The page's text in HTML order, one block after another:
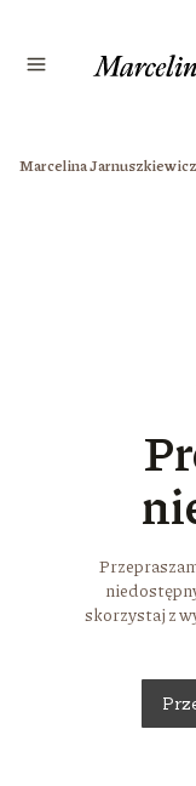
Sklep
Marcelina Jarnuszkiewicz
skorzystaj z